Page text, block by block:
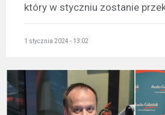
który w styczniu zostanie
1 stycznia 2024 - 13:02